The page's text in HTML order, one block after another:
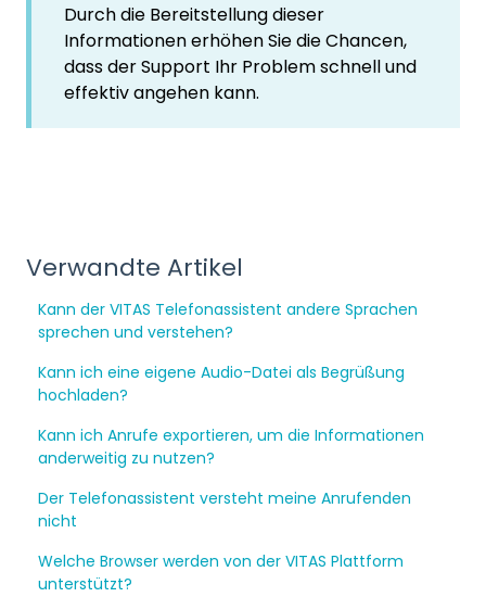
Durch die Bereitstellung dieser
Informationen erhöhen Sie die Chancen,
dass der Support Ihr Problem schnell und
effektiv angehen kann.
Verwandte Artikel
Kann der VITAS Telefonassistent andere Sprachen
sprechen und verstehen?
Kann ich eine eigene Audio-Datei als Begrüßung
hochladen?
Kann ich Anrufe exportieren, um die Informationen
anderweitig zu nutzen?
Der Telefonassistent versteht meine Anrufenden
nicht
Welche Browser werden von der VITAS Plattform
unterstützt?